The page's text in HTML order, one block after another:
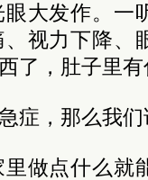
大发作。一
视力下降、
了，肚子里
症，那么我
做点什么就